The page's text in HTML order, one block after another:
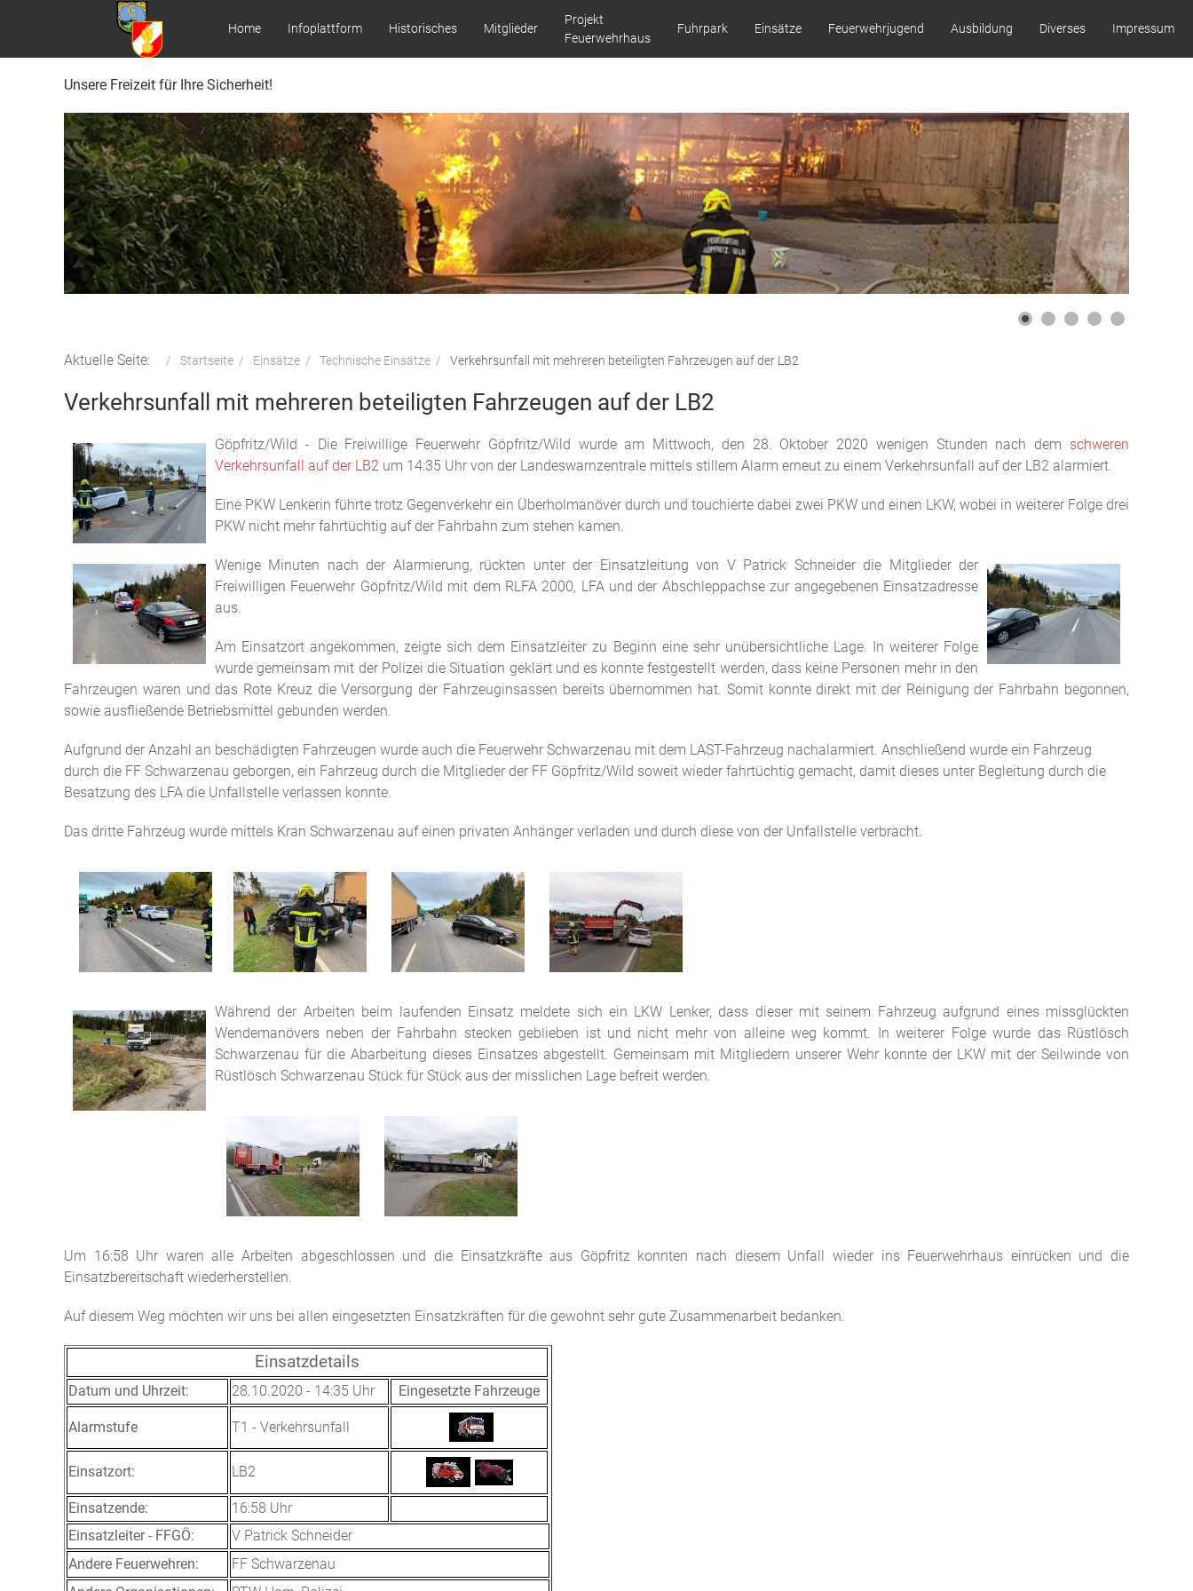
Home Infoplattform Historisches Mitglieder
Projekt
Feuerwehrhaus
Fuhrpark Einsätze Feuerwehrjugend Ausbildung Diverses Impressum
Unsere Freizeit für Ihre Sicherheit!
Aktuelle Seite: Startseite Einsätze Technische Einsätze Verkehrsunfall mit mehreren beteiligten Fahrzeugen auf der LB2
Verkehrsunfall mit mehreren beteiligten Fahrzeugen auf der LB2
Göpfritz/Wild - Die Freiwillige Feuerwehr Göpfritz/Wild wurde am Mittwoch, den 28. Oktober 2020 wenigen Stunden nach dem schweren
Verkehrsunfall auf der LB2 um 14:35 Uhr von der Landeswarnzentrale mittels stillem Alarm erneut zu einem Verkehrsunfall auf der LB2 alarmiert.
Eine PKW Lenkerin führte trotz Gegenverkehr ein Überholmanöver durch und touchierte dabei zwei PKW und einen LKW, wobei in weiterer Folge drei
PKW nicht mehr fahrtüchtig auf der Fahrbahn zum stehen kamen.
Wenige Minuten nach der Alarmierung, rückten unter der Einsatzleitung von V Patrick Schneider die Mitglieder der
Freiwilligen Feuerwehr Göpfritz/Wild mit dem RLFA 2000, LFA und der Abschleppachse zur angegebenen Einsatzadresse
aus.
Am Einsatzort angekommen, zeigte sich dem Einsatzleiter zu Beginn eine sehr unübersichtliche Lage. In weiterer Folge
wurde gemeinsam mit der Polizei die Situation geklärt und es konnte festgestellt werden, dass keine Personen mehr in den
Fahrzeugen waren und das Rote Kreuz die Versorgung der Fahrzeuginsassen bereits übernommen hat. Somit konnte direkt mit der Reinigung der Fahrbahn begonnen,
sowie ausfließende Betriebsmittel gebunden werden.
Aufgrund der Anzahl an beschädigten Fahrzeugen wurde auch die Feuerwehr Schwarzenau mit dem LAST-Fahrzeug nachalarmiert. Anschließend wurde ein Fahrzeug
durch die FF Schwarzenau geborgen, ein Fahrzeug durch die Mitglieder der FF Göpfritz/Wild soweit wieder fahrtüchtig gemacht, damit dieses unter Begleitung durch die
Besatzung des LFA die Unfallstelle verlassen konnte.
Das dritte Fahrzeug wurde mittels Kran Schwarzenau auf einen privaten Anhänger verladen und durch diese von der Unfallstelle verbracht.
Während der Arbeiten beim laufenden Einsatz meldete sich ein LKW Lenker, dass dieser mit seinem Fahrzeug aufgrund eines missglückten
Wendemanövers neben der Fahrbahn stecken geblieben ist und nicht mehr von alleine weg kommt. In weiterer Folge wurde das Rüstlösch
Schwarzenau für die Abarbeitung dieses Einsatzes abgestellt. Gemeinsam mit Mitgliedern unserer Wehr konnte der LKW mit der Seilwinde von
Rüstlösch Schwarzenau Stück für Stück aus der misslichen Lage befreit werden.
Um 16:58 Uhr waren alle Arbeiten abgeschlossen und die Einsatzkräfte aus Göpfritz konnten nach diesem Unfall wieder ins Feuerwehrhaus einrücken und die
Einsatzbereitschaft wiederherstellen.
Auf diesem Weg möchten wir uns bei allen eingesetzten Einsatzkräften für die gewohnt sehr gute Zusammenarbeit bedanken.
Einsatzdetails
Datum und Uhrzeit: 28.10.2020 - 14:35 Uhr Eingesetzte Fahrzeuge
Alarmstufe T1 - Verkehrsunfall
Einsatzort: LB2
Einsatzende:
16:58 Uhr
Einsatzleiter - FFGÖ:
V Patrick Schneider
Andere Feuerwehren:
FF Schwarzenau